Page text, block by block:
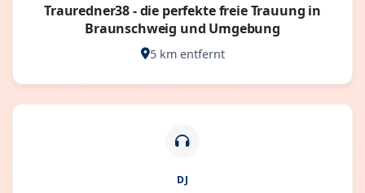
Trauredner38 - die perfekte freie Trauung in
Braunschweig und Umgebung
5 km entfernt
DJ